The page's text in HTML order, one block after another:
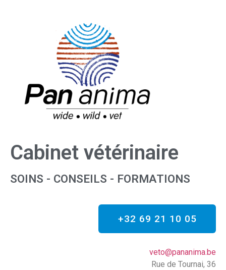
Cabinet vétérinaire
SOINS - CONSEILS - FORMATIONS
+32 69 21 10 05
veto@pananima.be
Rue de Tournai, 36